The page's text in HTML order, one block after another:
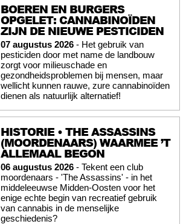
BOEREN EN BURGERS
OPGELET: CANNABINOÏDEN
ZIJN DE NIEUWE PESTICIDEN
07 augustus 2026 - Het gebruik van
pesticiden door met name de landbouw
zorgt voor milieuschade en
gezondheidsproblemen bij mensen, maar
wellicht kunnen rauwe, zure cannabinoïden
dienen als natuurlijk alternatief!
HISTORIE • THE ASSASSINS
(MOORDENAARS) WAARMEE ’T
ALLEMAAL BEGON
06 augustus 2026 - Tekent een club
moordenaars - 'The Assassins' - in het
middeleeuwse Midden-Oosten voor het
enige echte begin van recreatief gebruik
van cannabis in de menselijke
geschiedenis?